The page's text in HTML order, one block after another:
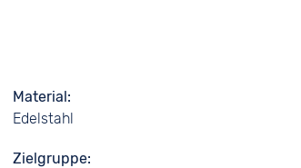
Material
Edelstahl
Zielgruppe